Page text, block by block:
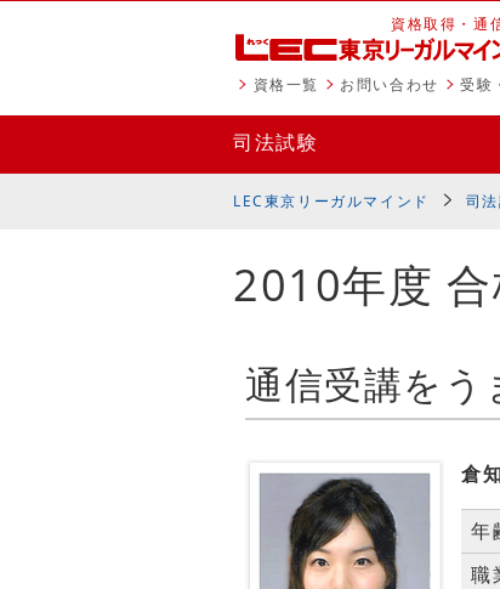
資格取得・通
資格一覧 お問い合わせ 受験
司法試験
LEC東京リーガルマインド 司
2010年度
倉
年
職